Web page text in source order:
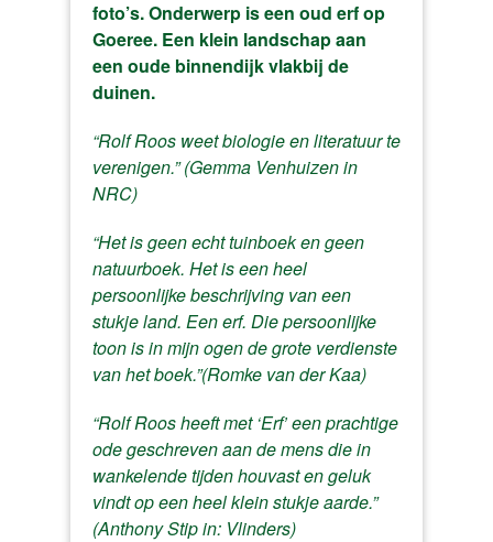
foto’s. Onderwerp is een oud erf op
Goeree. Een klein landschap aan
een oude binnendijk vlakbij de
duinen.
“Rolf Roos weet biologie en literatuur te
verenigen.” (Gemma Venhuizen in
NRC)
“Het is geen echt tuinboek en geen
natuurboek. Het is een heel
persoonlijke beschrijving van een
stukje land. Een erf. Die persoonlijke
toon is in mijn ogen de grote verdienste
van het boek.”(Romke van der Kaa)
“Rolf Roos heeft met ‘Erf’ een prachtige
ode geschreven aan de mens die in
wankelende tijden houvast en geluk
vindt op een heel klein stukje aarde.”
(Anthony Stip in: Vlinders)